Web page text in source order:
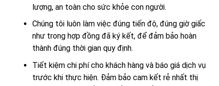
lượng, an toàn cho sức khỏe con người.
Chúng tôi luôn làm việc đúng tiến độ, đúng giờ giấc
như trong hợp đồng đã ký kết, để đảm bảo hoàn
thành đúng thời gian quy định.
Tiết kiệm chi phí cho khách hàng và báo giá dịch vụ
trước khi thực hiện. Đảm bảo cam kết rẻ nhất thị